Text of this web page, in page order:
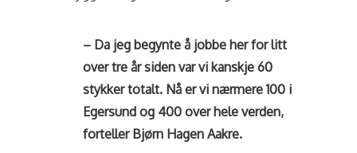
– Da jeg begynte å jobbe her for litt
over tre år siden var vi kanskje 60
stykker totalt. Nå er vi nærmere 100 i
Egersund og 400 over hele verden,
forteller Bjørn Hagen Aakre.